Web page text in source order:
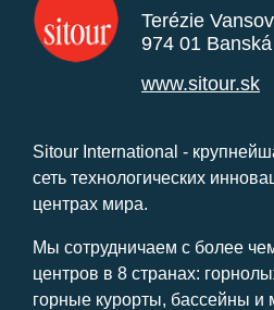
Terézie
974 01
www.sitour.sk
Sitour International -
сеть технологических
центрах мира.
Мы сотрудничаем с более
центров в 8 странах:
горные курорты, бассейны и